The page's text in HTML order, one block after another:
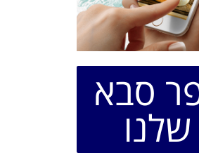
סבא
שלנו